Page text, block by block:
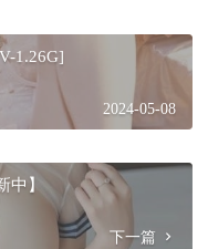
1.26G]
2024-05-08
中】
下一篇